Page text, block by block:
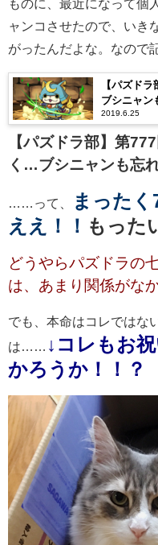
ものに、最近になって個
ャンコさせたので、いき
がったんだよな。なので
【パズド
ブシニャン
2019.6.25
【パズドラ部】第777
く …ブシニャンも忘
……って、 まったく
ええ！！ もった
どうやらパズドラの
は、あまり関係がな
でも、本命はコレではな
は……
↓ コレもお
かろうか！！？